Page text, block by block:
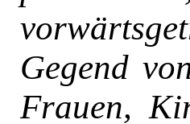
Gegend
Frauen,